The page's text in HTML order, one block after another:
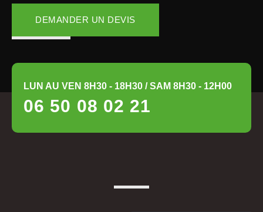
DEMANDER UN DEVIS
LUN AU VEN 8H30 - 18H30 / SAM 8H30 - 12H00
06 50 08 02 21